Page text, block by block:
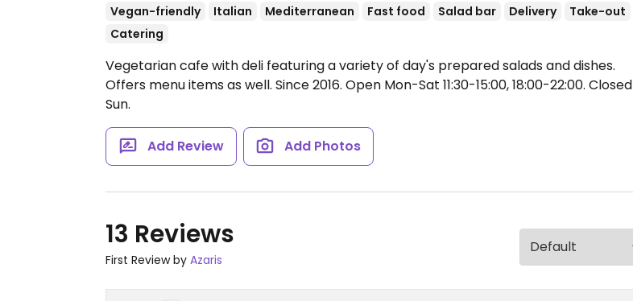
Vegan-friendly Italian Mediterranean Fast food Salad bar Delivery
Take-out
Catering
Vegetarian cafe with deli featuring a variety of day's prepared salads and dishes.
Offers menu items as well. Since 2016. Open Mon-Sat 11:30-15:00, 18:00-22:00. Closed
Sun.
Add Review Add Photos
13 Reviews
First Review by Azaris